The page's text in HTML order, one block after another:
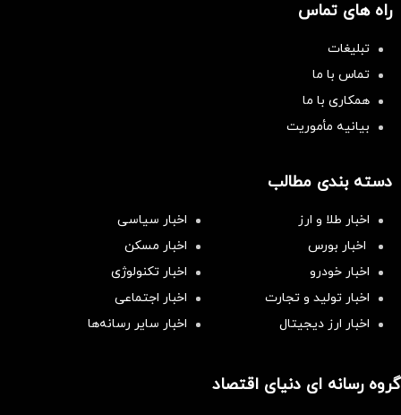
راه های تماس
تبلیغات
تماس با ما
همکاری با ما
بیانیه مأموریت
دسته بندی مطالب
اخبار طلا و ارز
اخبار سیاسی
اخبار بورس
اخبار مسکن
اخبار خودرو
اخبار تکنولوژی
اخبار تولید و تجارت
اخبار اجتماعی
اخبار ارز دیجیتال
اخبار سایر رسانه‌‌ها
گروه رسانه ای دنیای اقتصاد